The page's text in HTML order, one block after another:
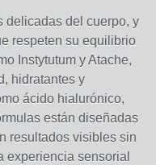
delicadas del cuerpo, y
respeten su equilibrio
Instytutum y Atache,
hidratantes y
ácido hialurónico,
están diseñadas
resultados visibles sin
experiencia sensorial